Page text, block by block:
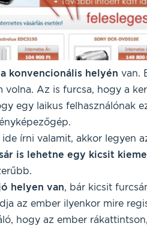
konvencionális helyén van.
volna. Az is furcsa, hogy a
egy laikus felhasználónak
ide írni valamit, akkor legyen
is lehetne egy kicsit
helyen van, bár kicsit
az ember ilyenkor mire
hogy az ember